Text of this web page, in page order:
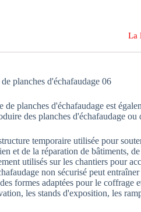
La
planches d'échafaudage est
des planches d'échafaudage ou
temporaire utilisée pour
et de la réparation de bâtiments,
utilisés sur les chantiers pour
non sécurisé peut
formes adaptées pour le coffrage
les stands d'exposition, les